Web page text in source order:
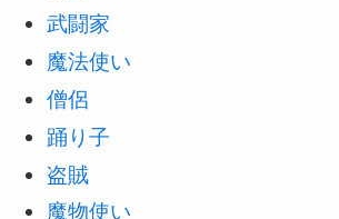
武闘家
魔法使い
僧侶
踊り子
盗賊
魔物使い